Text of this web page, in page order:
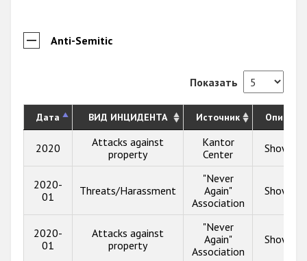
Anti-Semitic
Показать
Дата ВИД ИНЦИДЕНТА Источник
2020
Attacks against
property
Kantor
Center
Show
2020-
01
Threats/Harassment
"Never
Again"
Association
Show
2020-
01
Attacks against
property
"Never
Again"
Association
Show